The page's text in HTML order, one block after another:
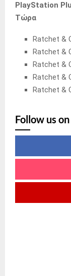
PlayStation
Τώρα
Ratchet &
Ratchet &
Ratchet &
Ratchet &
Ratchet &
Follow us